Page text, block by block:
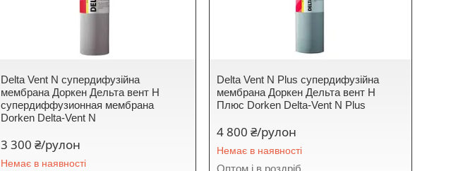
Delta Vent N супердифузійна
мембрана Доркен Дельта вент Н
супердиффузионная мембрана
Dorken Delta-Vent N
3 300 ₴/рулон
Немає в наявності
Delta Vent N Plus супердифузійна
мембрана Доркен Дельта вент Н
Плюс Dorken Delta-Vent N Plus
4 800 ₴/рулон
Немає в наявності
Оптом і в роздріб